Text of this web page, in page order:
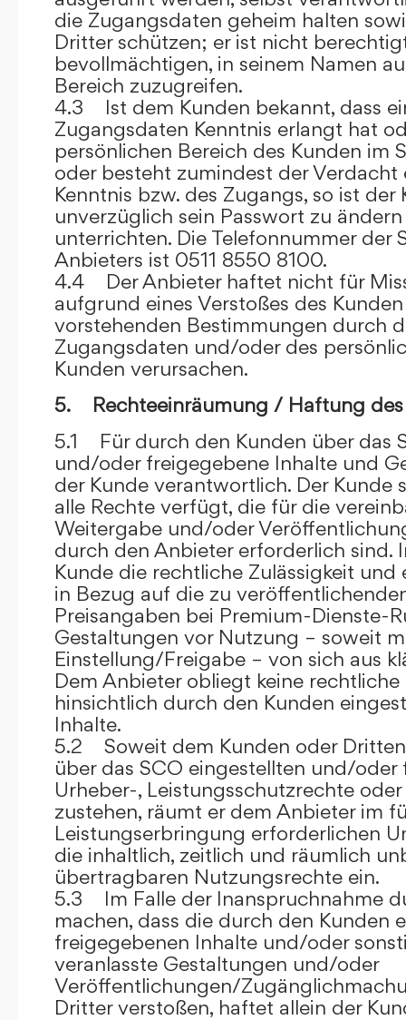
die Zugangsdaten geheim halten
Dritter schützen; er ist nicht
bevollmächtigen, in seinem Namen
Bereich zuzugreifen.
4.3 Ist dem Kunden bekannt, dass
Zugangsdaten Kenntnis erlangt hat
persönlichen Bereich des Kunden im
oder besteht zumindest der Verdacht
Kenntnis bzw. des Zugangs, so ist
unverzüglich sein Passwort zu
unterrichten. Die Telefonnummer der
Anbieters ist 0511 8550 8100.
4.4 Der Anbieter haftet nicht für
aufgrund eines Verstoßes des
vorstehenden Bestimmungen durch
Zugangsdaten und/oder des
Kunden verursachen.
5. Rechteeinräumung / Haftung des
5.1 Für durch den Kunden über das
und/oder freigegebene Inhalte und
der Kunde verantwortlich. Der Kunde
alle Rechte verfügt, die für die
Weitergabe und/oder
durch den Anbieter erforderlich sind.
Kunde die rechtliche Zulässigkeit
in Bezug auf die zu
Preisangaben bei Premium-Dienste-
Gestaltungen vor Nutzung – soweit
Einstellung/Freigabe – von sich aus
Dem Anbieter obliegt keine
hinsichtlich durch den Kunden
Inhalte.
5.2 Soweit dem Kunden oder
über das SCO eingestellten und/
Urheber-, Leistungsschutzrechte
zustehen, räumt er dem Anbieter im
Leistungserbringung erforderlichen
die inhaltlich, zeitlich und räumlich
übertragbaren Nutzungsrechte ein.
5.3 Im Falle der Inanspruchnahme
machen, dass die durch den Kunden
freigegebenen Inhalte und/oder
veranlasste Gestaltungen und/oder
Veröffentlichungen/
Dritter verstoßen, haftet allein der